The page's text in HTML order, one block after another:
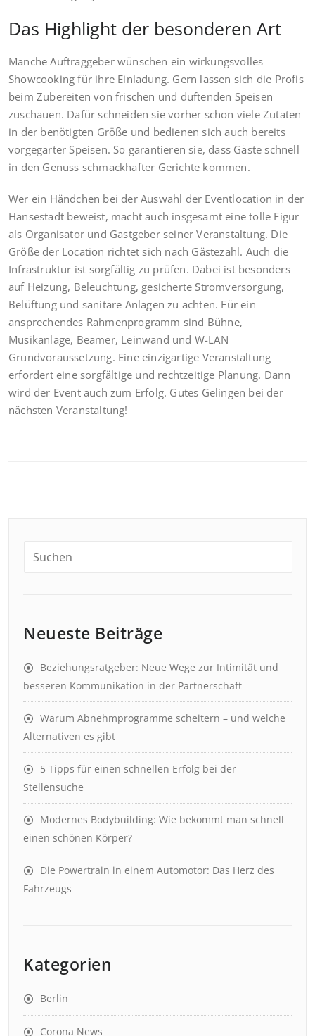
Das Highlight der besonderen Art
Manche Auftraggeber wünschen ein wirkungsvolles
Showcooking für ihre Einladung. Gern lassen sich die Profis
beim Zubereiten von frischen und duftenden Speisen
zuschauen. Dafür schneiden sie vorher schon viele Zutaten
in der benötigten Größe und bedienen sich auch bereits
vorgegarter Speisen. So garantieren sie, dass Gäste schnell
in den Genuss schmackhafter Gerichte kommen.
Wer ein Händchen bei der Auswahl der Eventlocation in der
Hansestadt beweist, macht auch insgesamt eine tolle Figur
als Organisator und Gastgeber seiner Veranstaltung. Die
Größe der Location richtet sich nach Gästezahl. Auch die
Infrastruktur ist sorgfältig zu prüfen. Dabei ist besonders
auf Heizung, Beleuchtung, gesicherte Stromversorgung,
Belüftung und sanitäre Anlagen zu achten. Für ein
ansprechendes Rahmenprogramm sind Bühne,
Musikanlage, Beamer, Leinwand und W-LAN
Grundvoraussetzung. Eine einzigartige Veranstaltung
erfordert eine sorgfältige und rechtzeitige Planung. Dann
wird der Event auch zum Erfolg. Gutes Gelingen bei der
nächsten Veranstaltung!
Neueste Beiträge
Beziehungsratgeber: Neue Wege zur Intimität und
besseren Kommunikation in der Partnerschaft
Warum Abnehmprogramme scheitern – und welche
Alternativen es gibt
5 Tipps für einen schnellen Erfolg bei der
Stellensuche
Modernes Bodybuilding: Wie bekommt man schnell
einen schönen Körper?
Die Powertrain in einem Automotor: Das Herz des
Fahrzeugs
Kategorien
Berlin
Corona News